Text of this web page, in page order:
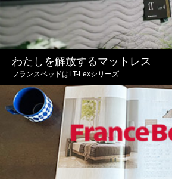
わたしを解放するマットレス
フランスベッドはLT-Lexシリーズ